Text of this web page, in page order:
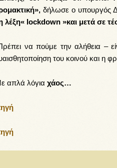
δήλωσε ο υπουργός
λέξη« lockdown »και μετά σε
να πούμε την αλήθεια –
του κοινού και η
απλά λόγια χάος…